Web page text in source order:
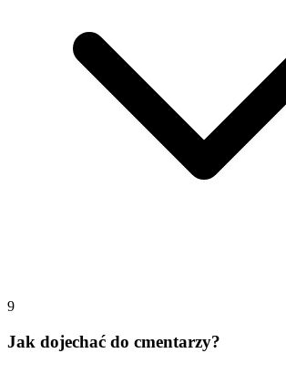
9
Jak dojechać do cmentarzy?